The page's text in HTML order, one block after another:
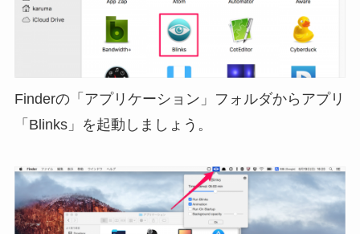
Finderの「アプリケーション」フォルダからアプリ
「Blinks」を起動しましょう。